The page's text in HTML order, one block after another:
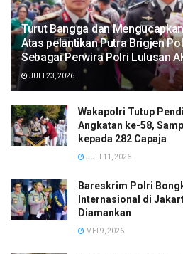
Turut Bangga dan
Atas pelantikan Putra Brigjen
Sebagai Perwira Polri Lulusan
JULI 23, 2026
Wakapolri Tutup
Angkatan ke-58,
kepada 282 Capaja
JULI 11, 2026
Bareskrim Polri
Internasional di
Diamankan
MEI 9, 2026